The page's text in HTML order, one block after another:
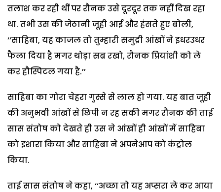
तलाश कर रही थीं पर रौनक उसे दूरदूर तक नहीं दिख रहा
था. तभी उस की जेठानी जूही आई और हंसते हुए बोली,
‘‘साहिबा, यह काजल तो तुम्हारी समुद्री आंखों ने इधरउधर
फैला दिया है मगर थोड़ा सब्र रखो, रौनक प्रियांशी को ले
कर हौस्पिटल गया है.’’
साहिबा का गोरा चेहरा गुस्से से लाल हो गया. यह बात जूही
की अनुभवी आंखों से छिपी न रह सकी मगर रौनक की ताई
सास संतोष को देखते ही उस ने आंखों ही आंखों में साहिबा
को इशारा किया और साहिबा ने अपनेआप को कंट्रोल
किया.
ताई सास संतोष ने कहा, ‘‘अच्छा तो यह अप्सरा ले कर आया